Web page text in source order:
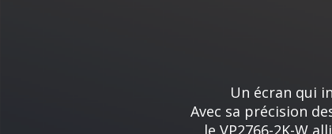
Un écran qui
Avec sa précision